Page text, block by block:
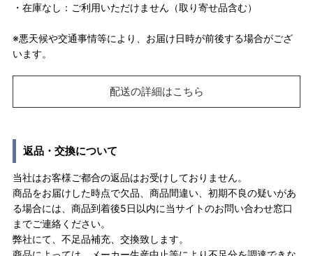
・在庫なし：ご利用いただけません（取り寄せ品含む）
※悪天候や交通事情等により、お届け日時が前後する場合がござ
います。
配送の詳細はこちら
返品・交換について
当社はお客様ご都合の返品はお受けしておりません。
商品をお届けした時点で欠品、商品間違い、初期不良の疑いがあ
る場合には、商品到着後5日以内に当サイトのお問い合わせ窓口
までご連絡ください。
弊社にて、不足品補充、交換致します。